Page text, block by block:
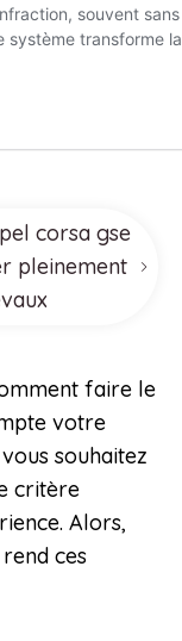
corsa gse
pleinement
faire le
votre
souhaitez
critère
Alors,
ces